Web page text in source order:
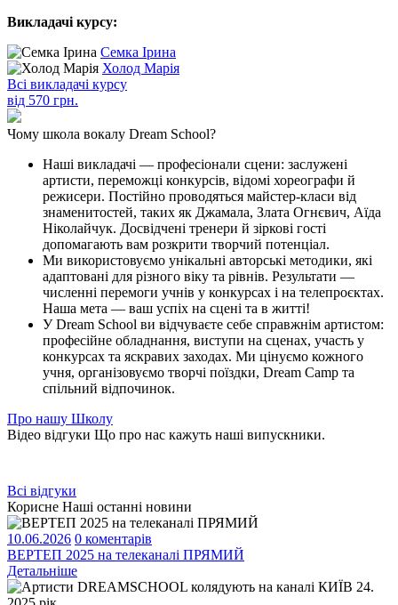
Викладачі курсу:
Семка Ірина
Холод Марія
Всі викладачі курсу
вiд 570 грн.
Чому школа вокалу Dream School?
Наші викладачі — професіонали сцени: заслужені
артисти, переможці конкурсів, відомі хореографи й
режисери. Постійно проводяться майстер-класи від
знаменитостей, таких як Джамала, Злата Огнєвич, Аїда
Ніколайчук. Досвідчені тренери й зіркові гості
допомагають вам розкрити творчий потенціал.
Ми використовуємо унікальні авторські методики, які
адаптовані для різного віку та рівнів. Результати —
численні перемоги учнів у конкурсах і на телепроєктах.
Наша мета — ваш успіх на сцені та в житті!
У Dream School ви відчуваєте себе справжнім артистом:
професійне обладнання, виступи на сценах, участь у
конкурсах та яскравих заходах. Ми цінуємо кожного
учня, організовуємо творчі поїздки, Dream Camp та
спільний відпочинок.
Про нашу Школу
Відео відгуки Що про нас кажуть наші випускники.
Всі відгуки
Корисне Наші останні новини
10.06.2026 0 коментарiв
ВЕРТЕП 2025 на телеканалі ПРЯМИЙ
Детальнiше